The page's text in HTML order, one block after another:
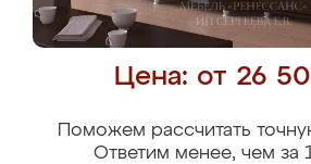
Цена: от 26
Поможем рассчитать
Ответим менее, чем за